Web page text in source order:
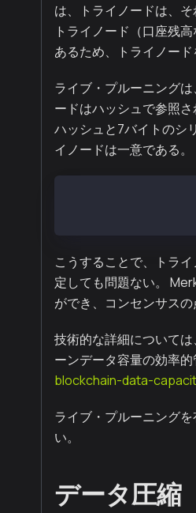
は、トライノードは、
トライノード（口座残
あるため、トライノー
ライブ・プルーニング
ードはハッシュで参照
ハッシュと7バイトのシ
イノードは一意である。
こうすることで、トラ
定しても問題ない。
ができ、コンセンサス
技術的な詳細について
ーンデータ容量の効率
blockchain-data-
ライブ・プルーニングを
い。
データ圧縮